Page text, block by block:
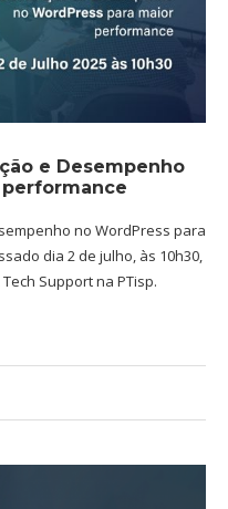
e Desempenho
no WordPress para
dia 2 de julho, às 10h30,
Support na PTisp.